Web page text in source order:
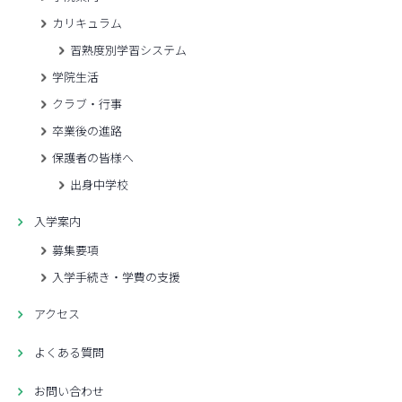
カリキュラム
習熟度別学習システム
学院生活
クラブ・行事
卒業後の進路
保護者の皆様へ
出身中学校
入学案内
募集要項
入学手続き・学費の支援
アクセス
よくある質問
お問い合わせ